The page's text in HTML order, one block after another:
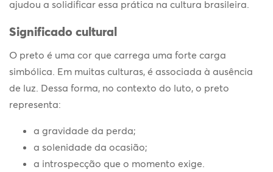
ajudou a solidificar essa prática na cultura brasileira.
Significado cultural
O preto é uma cor que carrega uma forte carga
simbólica. Em muitas culturas, é associada à ausência
de luz. Dessa forma, no contexto do luto, o preto
representa:
a gravidade da perda;
a solenidade da ocasião;
a introspecção que o momento exige.